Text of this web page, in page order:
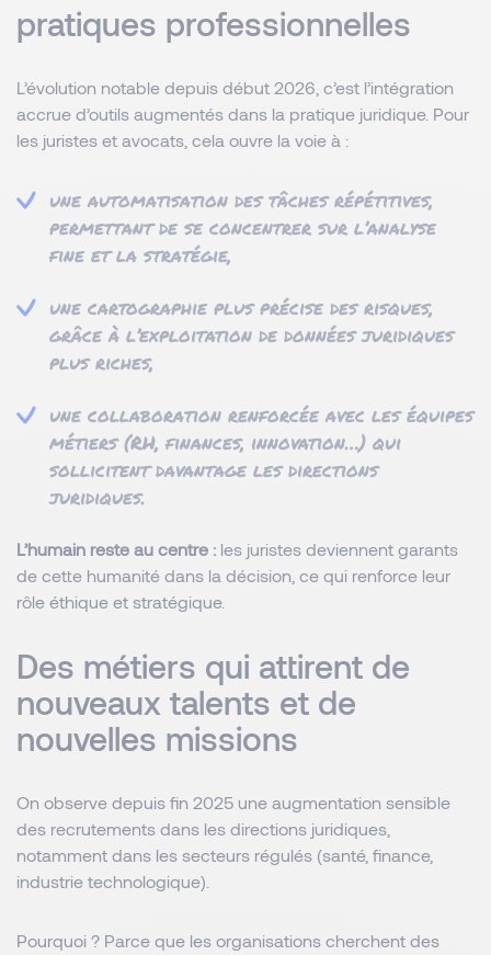
pratiques professionnelles
L’évolution notable depuis début 2026, c’est l’intégration
accrue d’outils augmentés dans la pratique juridique. Pour
les juristes et avocats, cela ouvre la voie à :
une automatisation des tâches répétitives,
permettant de se concentrer sur l’analyse
fine et la stratégie,
une cartographie plus précise des risques,
grâce à l’exploitation de données juridiques
plus riches,
une collaboration renforcée avec les équipes
métiers (RH, finances, innovation…) qui
sollicitent davantage les directions
juridiques.
L’humain reste au centre : les juristes deviennent garants
de cette humanité dans la décision, ce qui renforce leur
rôle éthique et stratégique.
Des métiers qui attirent de
nouveaux talents et de
nouvelles missions
On observe depuis fin 2025 une augmentation sensible
des recrutements dans les directions juridiques,
notamment dans les secteurs régulés (santé, finance,
industrie technologique).
Pourquoi ? Parce que les organisations cherchent des